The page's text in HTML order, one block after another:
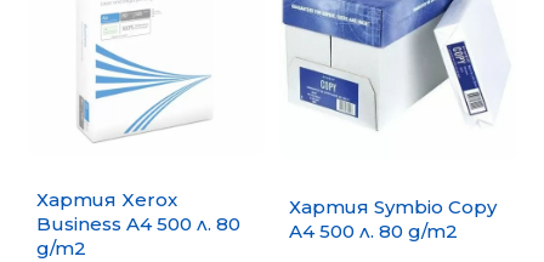
Хартия Xerox
Business A4 500 л. 80
g/m2
Хартия Symbio Copy
A4 500 л. 80 g/m2